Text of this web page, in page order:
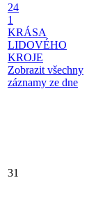
24
1
KRÁSA
LIDOVÉHO
KROJE
Zobrazit všechny
záznamy ze dne
31